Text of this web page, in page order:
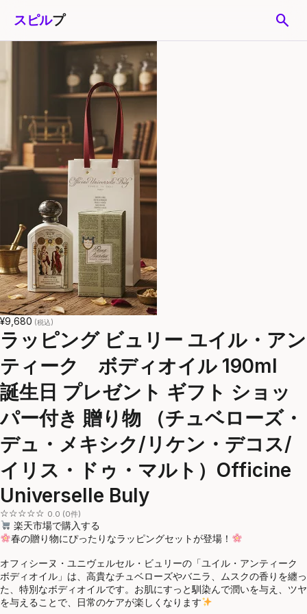
スピルプ search
¥9,680 (税込)
ラッピング ビュリー ユイル・アン
ティーク ボディオイル 190ml
誕生日 プレゼント ギフト ショッ
パー付き 贈り物 （チュベローズ・
デュ・メキシク/リケン・デコス/
イリス・ドゥ・マルト）Officine
Universelle Buly
☆☆☆☆☆ 0.0 (0件)
楽天市場で購入する
春の贈り物にぴったりなラッピングセットが登場！
オフィシーヌ・ユニヴェルセル・ビュリーの「ユイル・アンティーク
ボディオイル」は、高貴なチュベローズやバニラ、ムスクの香りを纏っ
た、特別なボディオイルです。お肌にすっと馴染んで潤いを与え、ツヤ
を与えることで、日常のケアが楽しくなります